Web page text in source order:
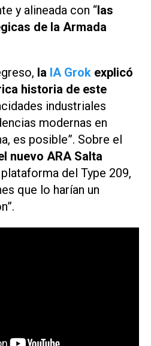
y alineada con “las
de la Armada
la IA Grok explicó
historia de este
industriales
modernas en
es posible”. Sobre el
nuevo ARA Salta
del Type 209,
que lo harían un